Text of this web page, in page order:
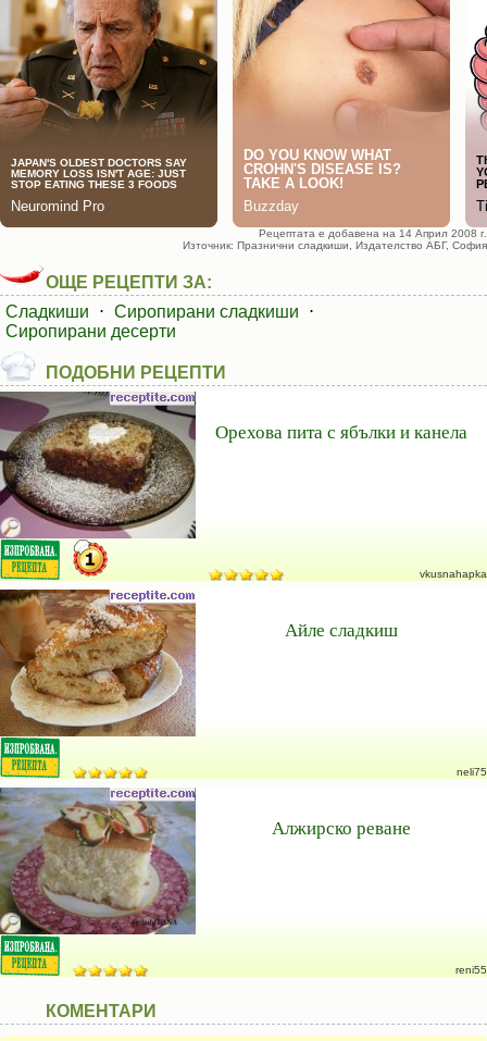
Рецептата е добавена на 14 Април 2008 г.
Източник: Празнични сладкиши, Издателство АБГ, София
ОЩЕ РЕЦЕПТИ ЗА:
Сладкиши
⋅ Сиропирани сладкиши
⋅
Сиропирани десерти
ПОДОБНИ РЕЦЕПТИ
Орехова пита с ябълки и канела
vkusnahapka
Айле сладкиш
neli75
Алжирско реване
reni55
КОМЕНТАРИ